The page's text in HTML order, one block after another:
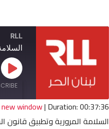
RLL
Play
SHARE
window| Duration: 00:37:36
السلامة المرورية وتطبيق قانون